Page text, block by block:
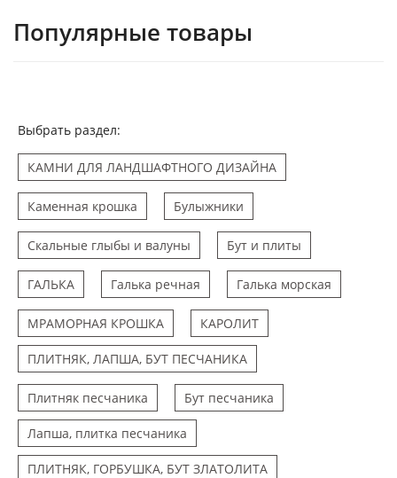
Популярные товары
Выбрать раздел:
КАМНИ ДЛЯ ЛАНДШАФТНОГО ДИЗАЙНА
Каменная крошка Булыжники
Скальные глыбы и валуны Бут и плиты
ГАЛЬКА Галька речная Галька морская
МРАМОРНАЯ КРОШКА КАРОЛИТ
ПЛИТНЯК, ЛАПША, БУТ ПЕСЧАНИКА
Плитняк песчаника Бут песчаника
Лапша, плитка песчаника
ПЛИТНЯК, ГОРБУШКА, БУТ ЗЛАТОЛИТА